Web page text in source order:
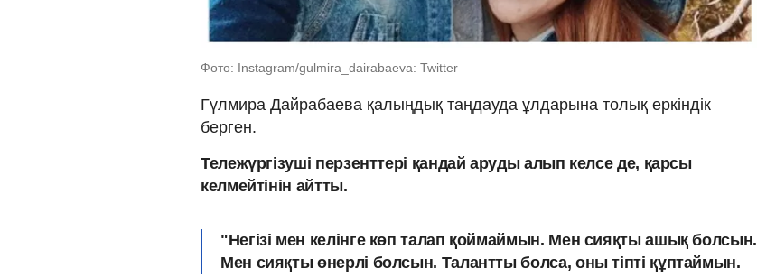
Фото: Instagram/gulmira_dairabaeva: Twitter
Гүлмира Дайрабаева қалыңдық таңдауда ұлдарына толық еркіндік
берген.
Тележүргізуші перзенттері қандай аруды алып келсе де, қарсы
келмейтінін айтты.
"Негізі мен келінге көп талап қоймаймын. Мен сияқты ашық болсын.
Мен сияқты өнерлі болсын. Талантты болса, оны тіпті құптаймын.